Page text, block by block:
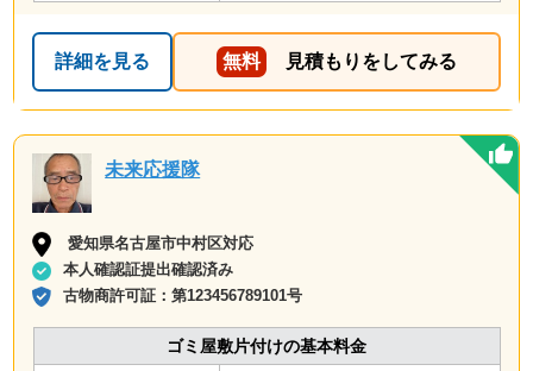
詳細を見る 無料 見積もりをしてみる
未来応援隊
愛知県名古屋市中村区対応
本人確認証提出確認済み
古物商許可証：第123456789101号
ゴミ屋敷片付けの基本料金